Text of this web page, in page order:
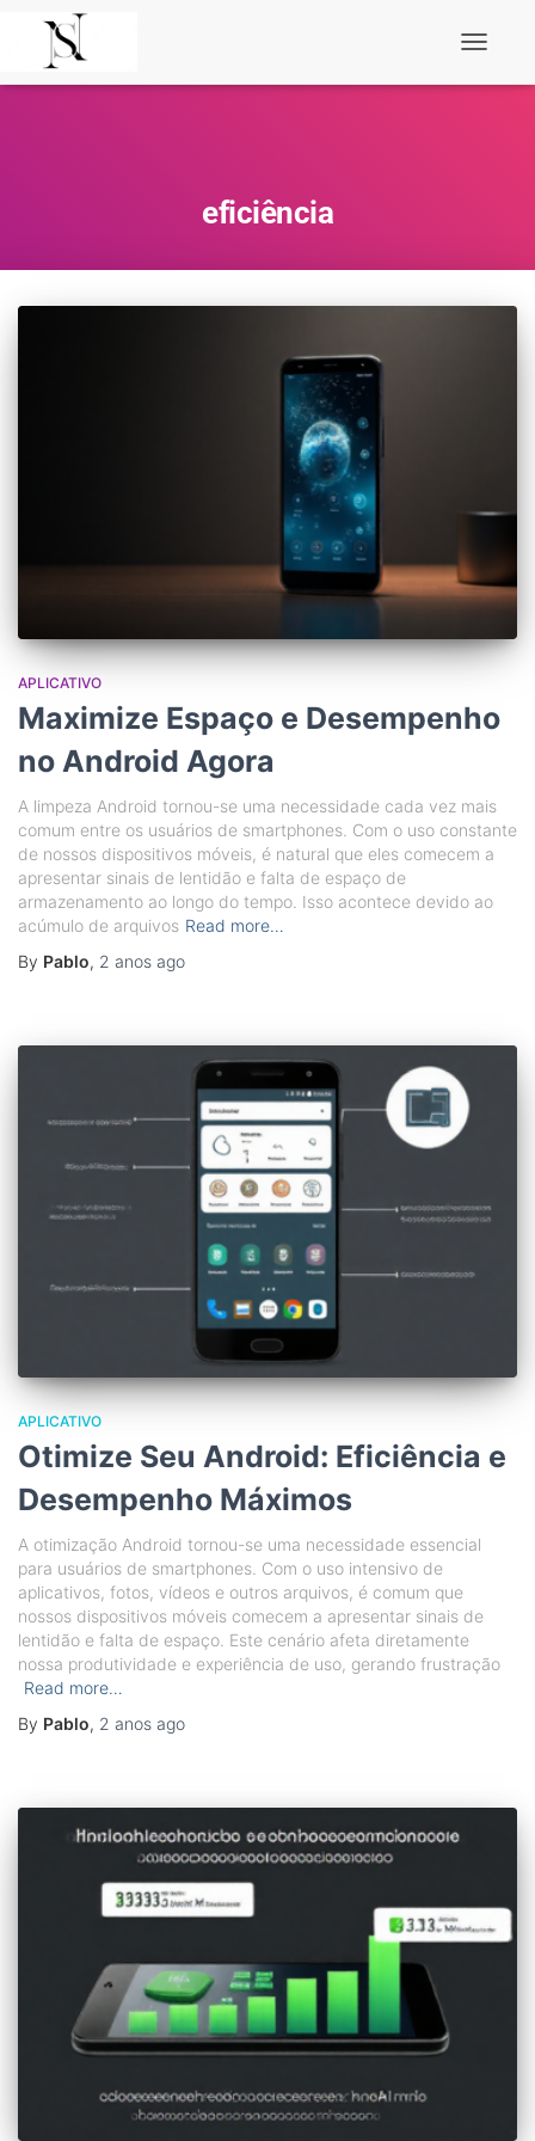
eficiência
APLICATIVO
Maximize Espaço e Desempenho
no Android Agora
A limpeza Android tornou-se uma necessidade cada vez mais
comum entre os usuários de smartphones. Com o uso constante
de nossos dispositivos móveis, é natural que eles comecem a
apresentar sinais de lentidão e falta de espaço de
armazenamento ao longo do tempo. Isso acontece devido ao
acúmulo de arquivos Read more…
By Pablo, 2 anos ago
APLICATIVO
Otimize Seu Android: Eficiência e
Desempenho Máximos
A otimização Android tornou-se uma necessidade essencial
para usuários de smartphones. Com o uso intensivo de
aplicativos, fotos, vídeos e outros arquivos, é comum que
nossos dispositivos móveis comecem a apresentar sinais de
lentidão e falta de espaço. Este cenário afeta diretamente
nossa produtividade e experiência de uso, gerando frustração
Read more…
By Pablo, 2 anos ago